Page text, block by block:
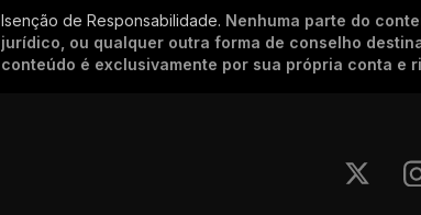
Isenção de Responsabilidade. Nenhuma parte do
jurídico, ou qualquer outra forma de conselho
conteúdo é exclusivamente por sua própria conta e